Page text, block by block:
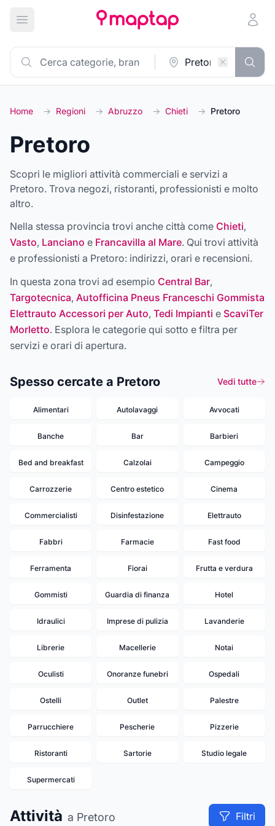
Apri menu principale
Home → Regioni → Abruzzo → Chieti → Pretoro
Pretoro
Scopri le migliori attività commerciali e servizi a
Pretoro. Trova negozi, ristoranti, professionisti e molto
altro.
Nella stessa provincia trovi anche città come Chieti,
Vasto, Lanciano e Francavilla al Mare. Qui trovi attività
e professionisti a Pretoro: indirizzi, orari e recensioni.
In questa zona trovi ad esempio Central Bar,
Targotecnica, Autofficina Pneus Franceschi Gommista
Elettrauto Accessori per Auto, Tedi Impianti e ScaviTer
Morletto. Esplora le categorie qui sotto e filtra per
servizi e orari di apertura.
Spesso cercate a Pretoro Vedi tutte
Alimentari Autolavaggi Avvocati
Banche Bar Barbieri
Bed and breakfast Calzolai Campeggio
Carrozzerie Centro estetico Cinema
Commercialisti Disinfestazione Elettrauto
Fabbri Farmacie Fast food
Ferramenta Fiorai Frutta e verdura
Gommisti Guardia di finanza Hotel
Idraulici Imprese di pulizia Lavanderie
Librerie Macellerie Notai
Oculisti Onoranze funebri Ospedali
Ostelli Outlet Palestre
Parrucchiere Pescherie Pizzerie
Ristoranti Sartorie Studio legale
Supermercati
Attività a Pretoro Filtri